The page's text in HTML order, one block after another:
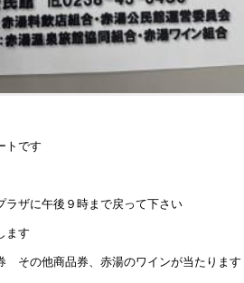
トです
ラザに午後９時まで戻って下さい
ます
その他商品券、赤湯のワインが当たります